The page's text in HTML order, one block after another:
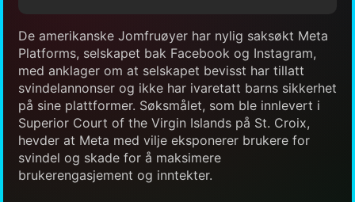
De amerikanske Jomfruøyer har nylig saksøkt Meta
Platforms, selskapet bak Facebook og Instagram,
med anklager om at selskapet bevisst har tillatt
svindelannonser og ikke har ivaretatt barns sikkerhet
på sine plattformer. Søksmålet, som ble innlevert i
Superior Court of the Virgin Islands på St. Croix,
hevder at Meta med vilje eksponerer brukere for
svindel og skade for å maksimere
brukerengasjement og inntekter.